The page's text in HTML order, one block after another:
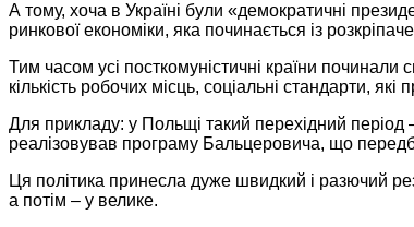
А тому, хоча в Україні були «демократичні
ринкової економіки, яка починається із
Тим часом усі посткомуністичні країни починали
кількість робочих місць, соціальні стандарти,
Для прикладу: у Польщі такий перехідний період
реалізовував програму Бальцеровича, що
Ця політика принесла дуже швидкий і разючий
а потім – у велике.